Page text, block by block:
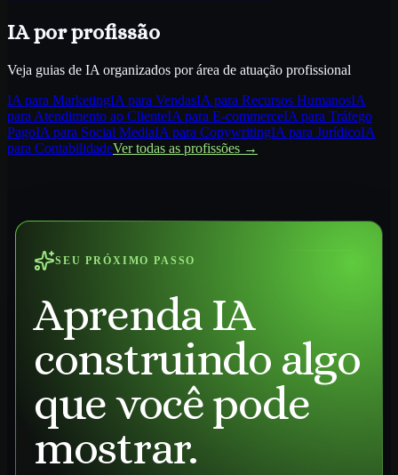
IA por profissão
Veja guias de IA organizados por área de atuação profissional
IA para MarketingIA para VendasIA para Recursos HumanosIA
para Atendimento ao ClienteIA para E-commerceIA para Tráfego
PagoIA para Social MediaIA para CopywritingIA para JurídicoIA
para ContabilidadeVer todas as profissões →
SEU PRÓXIMO PASSO
Aprenda IA
construindo algo
que você pode
mostrar.